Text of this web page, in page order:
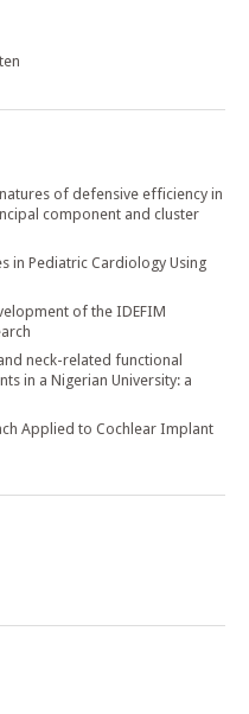
of defensive efficiency in
component and cluster
in Pediatric Cardiology Using
of the IDEFIM
neck-related functional
in a Nigerian University: a
Applied to Cochlear Implant